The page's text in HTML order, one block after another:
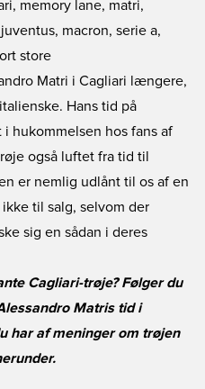
Matri i Cagliari længere,
Hans tid på
hukommelsen hos fans af
også luftet fra tid til
er nemlig udlånt til os af en
til salg, selvom der
sig en sådan i deres
Cagliari-trøje? Følger du
Matris tid i
har af meninger om trøjen